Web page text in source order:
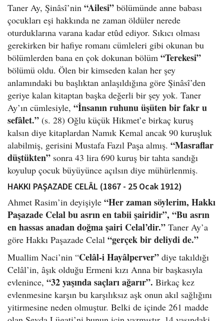
Taner Ay, Şinâsî’nin “Ailesi” bölümünde anne babası
çocukları eşi hakkında ne zaman öldüler nerede
oturduklarına varana kadar etûd ediyor. Sıkıcı olması
gerekirken bir hafiye romanı cümleleri gibi okunan bu
bölümlerden bana en çok dokunan bölüm “Terekesi”
bölümü oldu. Ölen bir kimseden kalan her şey
anlamındaki bu başlıktan anlaşıldığına göre Şinâsî’den
geriye kalan kitaptan başka değerli bir şey yok. Taner
Ay’ın cümlesiyle, “İnsanın ruhunu üşüten bir fakr u
sefâlet.” (s. 28) Oğlu küçük Hikmet’e birkaç kuruş
kalsın diye kitaplardan Namık Kemal ancak 90 kuruşluk
alabilmiş, gerisini Mustafa Fazıl Paşa almış. “Masraflar
düştükten” sonra 43 lira 690 kuruş bir tahta sandığı
koyulup çocuk büyüyünce açılsın diye mühürlenmiş.
HAKKI PAŞAZADE CELÂL (1867 - 25 Ocak 1912)
Ahmet Rasim’in deyişiyle “Her zaman söylerim, Hakkı
Paşazade Celal bu asrın en tabii şairidir”, “Bu asrın
en hassas anadan doğma şairi Celal’dir.” Taner Ay’a
göre Hakkı Paşazade Celal “gerçek bir deliydi de.”
Muallim Naci’nin “Celâl-i Hayâlperver” diye takıldığı
Celâl’in, âşık olduğu Ermeni kızı Anna bir başkasıyla
evlenince, “32 yaşında saçları ağarır”. Birkaç kez
evlenmesine karşın bu karşılıksız aşk onun akıl sağlığını
yitirmesine neden olmuştur. Belki de içinde 261 madde